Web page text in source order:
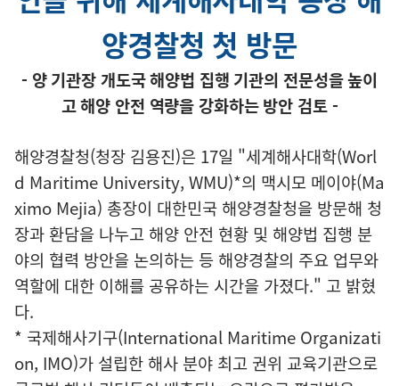
양경찰청 첫 방문
- 양 기관장 개도국 해양법 집행 기관의 전문성을 높이
고 해양 안전 역량을 강화하는 방안 검토 -
해양경찰청(청장 김용진)은 17일 "세계해사대학(Worl
d Maritime University, WMU)*의 맥시모 메이야(Ma
ximo Mejia) 총장이 대한민국 해양경찰청을 방문해 청
장과 환담을 나누고 해양 안전 현황 및 해양법 집행 분
야의 협력 방안을 논의하는 등 해양경찰의 주요 업무와
역할에 대한 이해를 공유하는 시간을 가졌다." 고 밝혔
다.
* 국제해사기구(International Maritime Organizati
on, IMO)가 설립한 해사 분야 최고 권위 교육기관으로